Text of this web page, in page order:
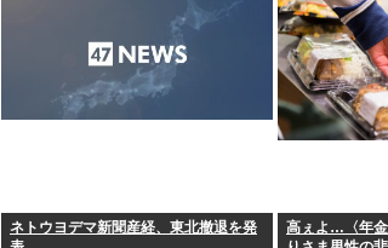
ネトウヨデマ新聞産経、東北撤退を発
高ぇよ…〈年